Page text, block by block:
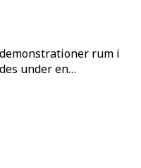
rum i
under en…